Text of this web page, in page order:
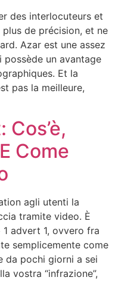
des interlocuteurs et
de précision, et ne
Azar est une assez
un avantage
Et la
pas la meilleure,
Come
agli utenti la
tramite video. È
advert 1, ovvero fra
semplicemente come
da pochi giorni a sei
vostra “infrazione”,